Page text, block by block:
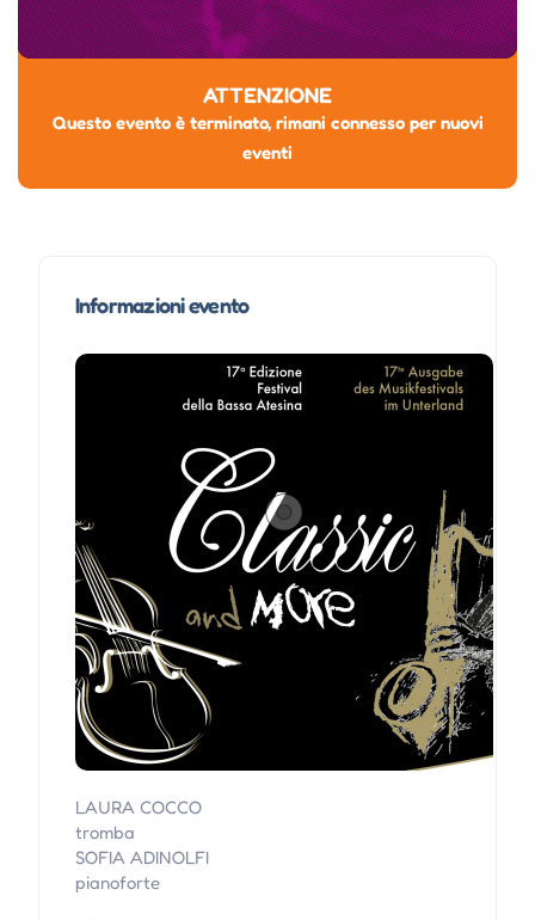
ATTENZIONE
Questo evento è terminato, rimani connesso per nuovi
eventi
Informazioni evento
LAURA COCCO
tromba
SOFIA ADINOLFI
pianoforte